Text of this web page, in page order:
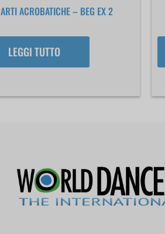
ARTI ACROBATICHE – BEG EX 2
LEGGI TUTTO